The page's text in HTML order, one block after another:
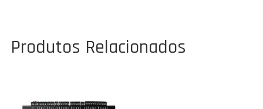
Produtos Relacionados